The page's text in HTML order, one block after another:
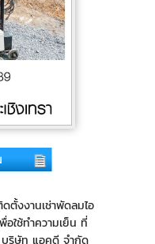
ตั้งงานเช่าพัดลมไอ
อใช้ทำความเย็น ที่
บริษัท แอคดี จำกัด